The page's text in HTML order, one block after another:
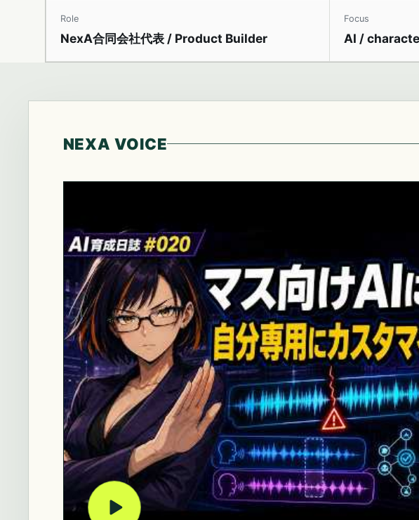
Role
NexA合同会社代表 / Product Builder
Focus
AI /
NEXA VOICE